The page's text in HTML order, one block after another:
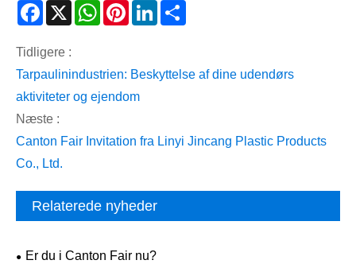
Facebook
X WhatsAppPinterestLinkedIn
Tidligere :
Tarpaulinindustrien: Beskyttelse af dine udendørs
aktiviteter og ejendom
Næste :
Canton Fair Invitation fra Linyi Jincang Plastic Products
Co., Ltd.
Relaterede nyheder
Er du i Canton Fair nu?